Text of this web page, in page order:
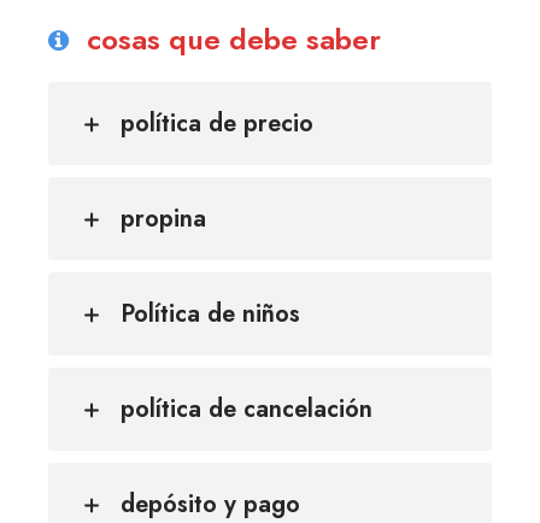
cosas que debe saber
política de precio
propina
Política de niños
política de cancelación
depósito y pago